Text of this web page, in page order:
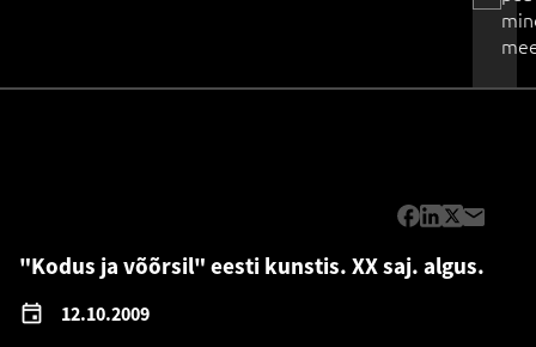
"Kodus ja võõrsil" eesti kunstis. XX saj. algus.
12.10.2009